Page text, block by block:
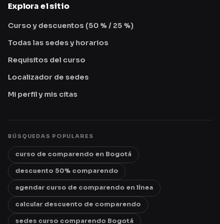
Explora el sitio
Curso y descuentos (50 % / 25 %)
Todas las sedes y horarios
Requisitos del curso
Localizador de sedes
Mi perfil y mis citas
BÚSQUEDAS POPULARES
curso de comparendo en Bogotá
descuento 50% comparendo
agendar curso de comparendo en línea
calcular descuento de comparendo
sedes curso comparendo Bogotá